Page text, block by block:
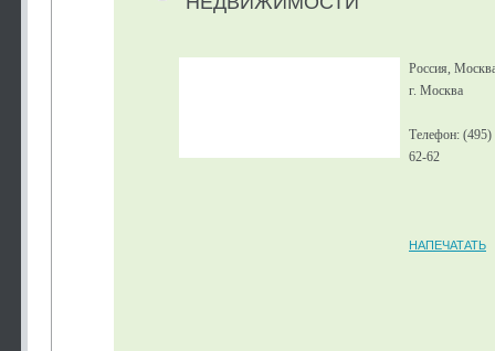
Россия,
г. Москва
Телефон: (495)
62-62
НАПЕЧАТАТЬ